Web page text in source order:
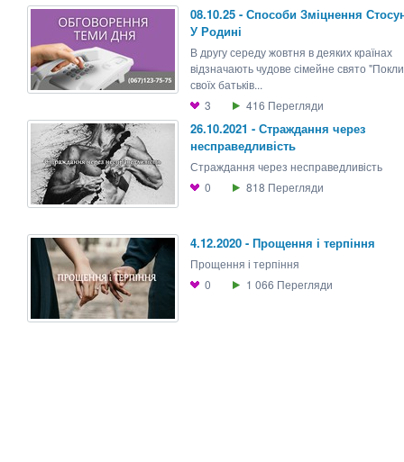
08.10.25 - Способи Зміцнення
У Родині
В другу середу жовтня в деяких країнах
відзначають чудове сімейне свято
своїх батьків...
3
416 Перегляди
26.10.2021 - Страждання через
несправедливість
Страждання через несправедливість
0
818 Перегляди
4.12.2020 - Прощення і терпіння
Прощення і терпіння
0
1 066 Перегляди